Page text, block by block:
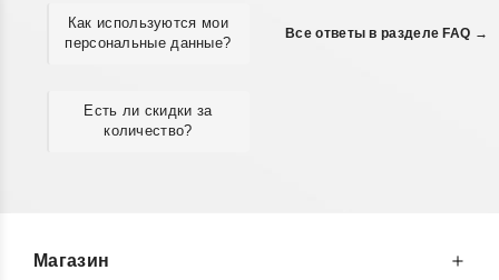
Как используются мои
персональные данные?
Есть ли скидки за
количество?
Все ответы в разделе FAQ →
Магазин